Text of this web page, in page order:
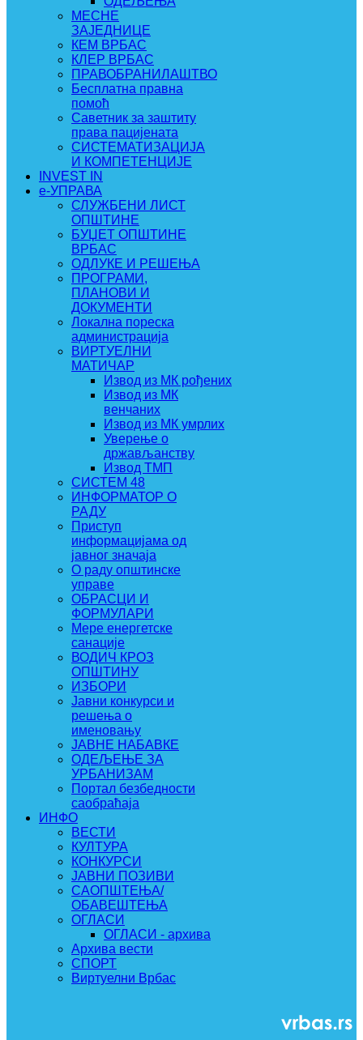
МЕСНЕ
ЗАЈЕДНИЦЕ
КЕМ ВРБАС
КЛЕР ВРБАС
ПРАВОБРАНИЛАШТВО
Бесплатна правна
помоћ
Саветник за заштиту
права пацијената
СИСТЕМАТИЗАЦИЈА
И КОМПЕТЕНЦИЈЕ
INVEST IN
e-УПРАВА
СЛУЖБЕНИ ЛИСТ
ОПШТИНЕ
БУЏЕТ ОПШТИНЕ
ВРБАС
ОДЛУКЕ И РЕШЕЊА
ПРОГРАМИ,
ПЛАНОВИ И
ДОКУМЕНТИ
Локална пореска
администрација
ВИРТУЕЛНИ
МАТИЧАР
Извод из МК рођених
Извод из МК
венчаних
Извод из МК умрлих
Уверење о
држављанству
Извод ТМП
СИСТЕМ 48
ИНФОРМАТОР О
РАДУ
Приступ
информацијама од
јавног значаја
О раду општинске
управе
ОБРАСЦИ И
ФОРМУЛАРИ
Мере енергетске
санације
ВОДИЧ КРОЗ
ОПШТИНУ
ИЗБОРИ
Јавни конкурси и
решења о
именовању
ЈАВНЕ НАБАВКЕ
ОДЕЉЕЊЕ ЗА
УРБАНИЗАМ
Портал безбедности
саобраћаја
ИНФО
ВЕСТИ
КУЛТУРА
КОНКУРСИ
ЈАВНИ ПОЗИВИ
САОПШТЕЊА/
ОБАВЕШТЕЊА
ОГЛАСИ
ОГЛАСИ - архива
Архива вести
СПОРТ
Виртуелни Врбас